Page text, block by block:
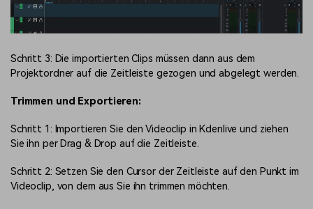
Schritt 3: Die importierten Clips müssen dann aus dem
Projektordner auf die Zeitleiste gezogen und abgelegt werden.
Trimmen und Exportieren:
Schritt 1: Importieren Sie den Videoclip in Kdenlive und ziehen
Sie ihn per Drag & Drop auf die Zeitleiste.
Schritt 2: Setzen Sie den Cursor der Zeitleiste auf den Punkt im
Videoclip, von dem aus Sie ihn trimmen möchten.